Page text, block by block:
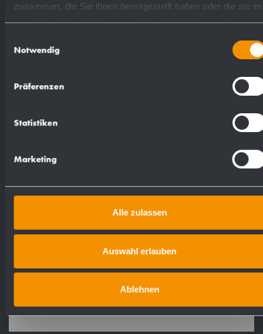
zusammen, die Sie ihnen bereitgestellt haben oder die sie im
Rahmen Ihrer Nutzung der Dienste gesammelt haben.
Notwendig
Präferenzen
Statistiken
Marketing
Alle zulassen
Auswahl erlauben
Ablehnen
Textvorschlag für Ausschreibungen:
Einhebel-Waschtischarmatur ­Ausführung
WN 1.4305) für Waschtisch-Montage.
matt geschliffen. Keramische Mischpatrone mit
einstellbarer Temperaturbegrenzung. Lieferung
flexiblen, Edelstahl - ummantelten
Anschlussschläuchen.
Auslaufhöhe 201 mm
Ausladung 97 mm
Länge Bedienhebel 65 mm
Artikel Nr. WA510